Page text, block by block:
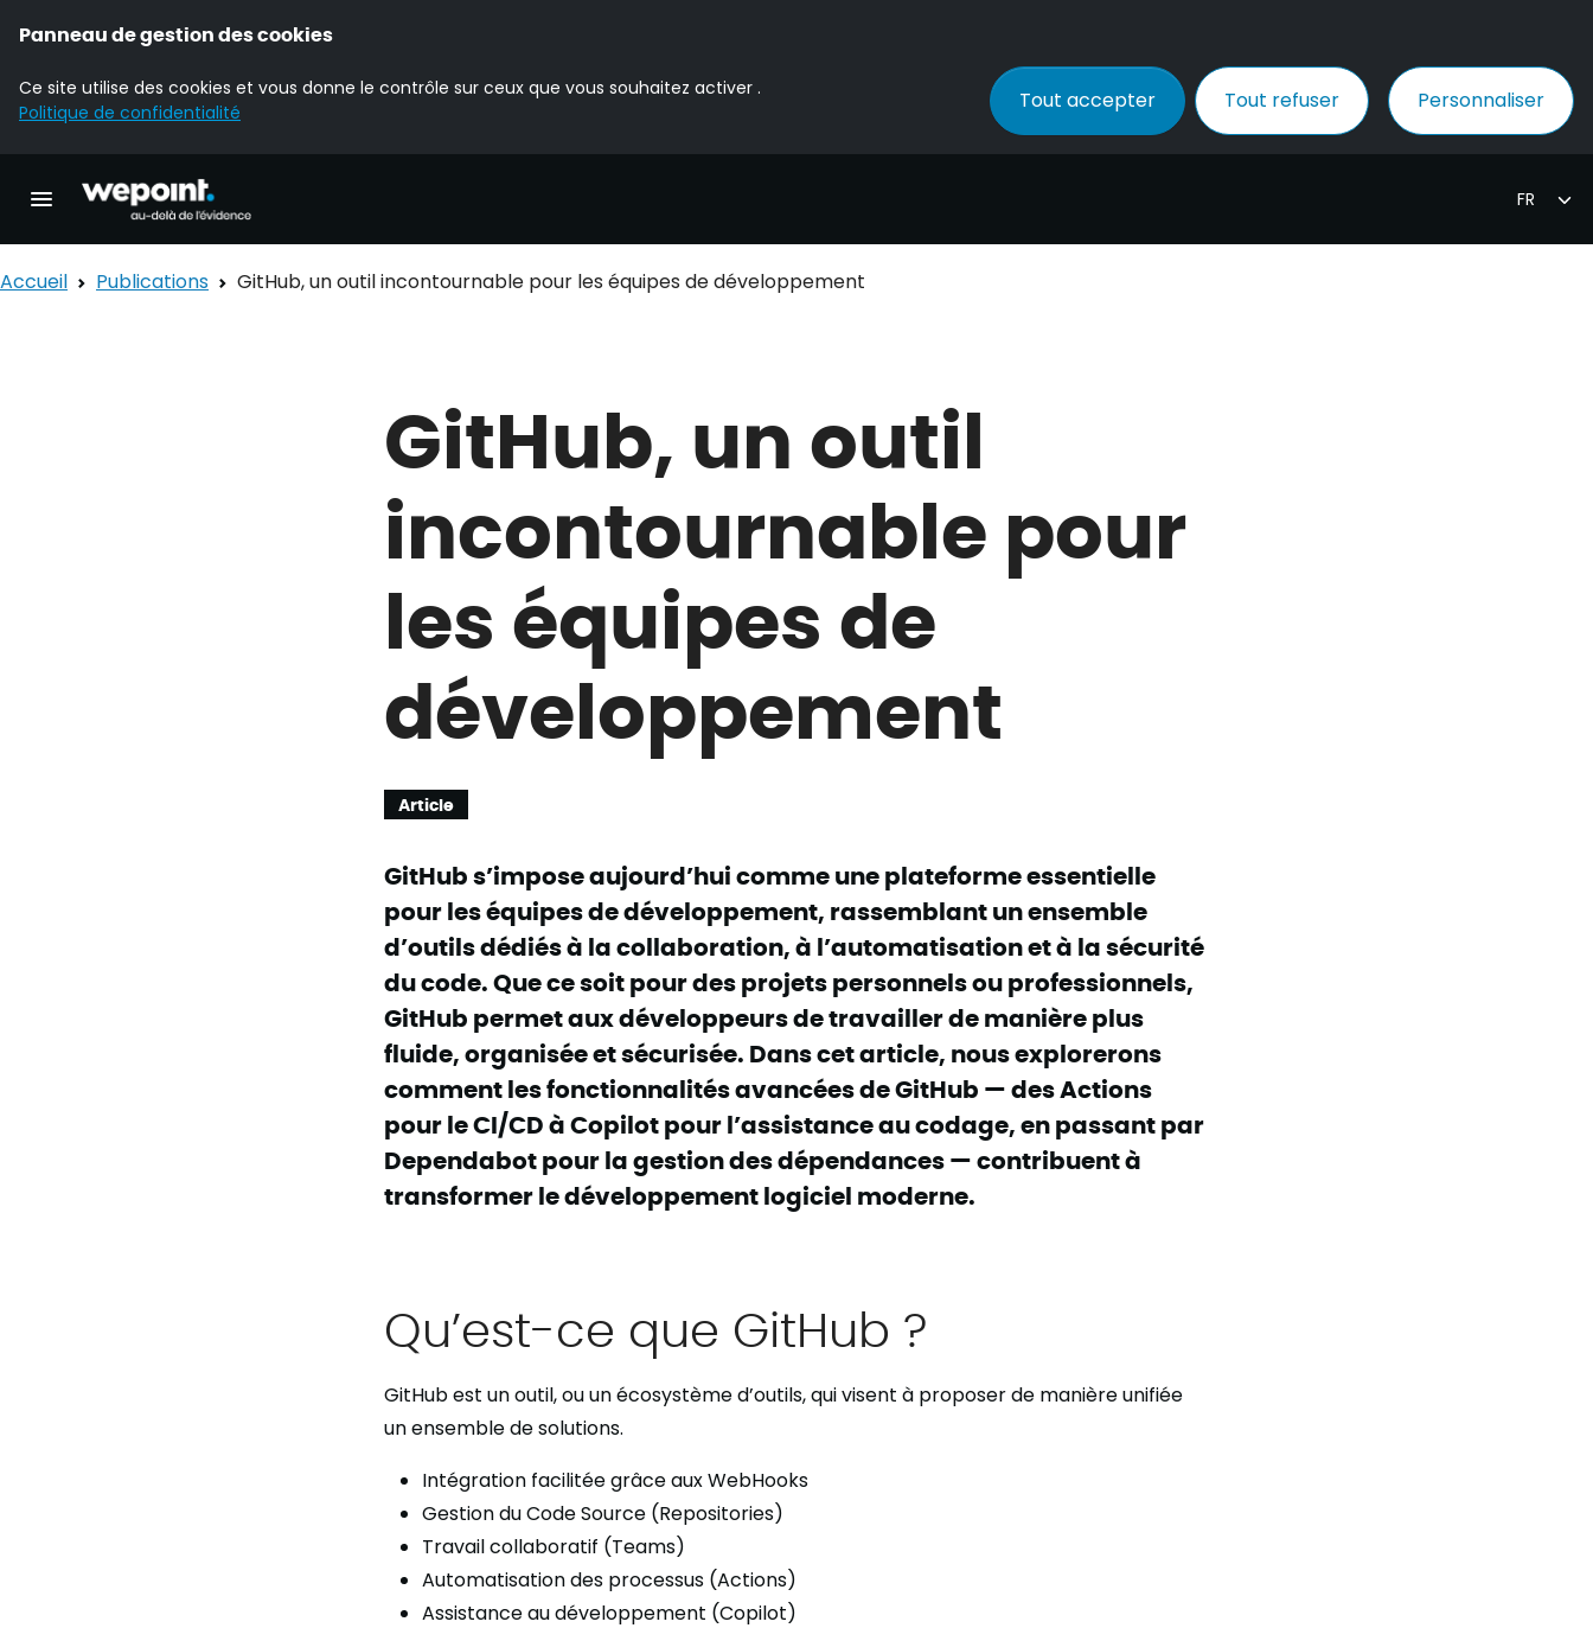
Panneau de gestion des cookies
Ce site utilise des cookies et vous donne le contrôle sur ceux que vous souhaitez activer .
Politique de confidentialité
Tout accepter Tout refuser Personnaliser
Ouvrir la navigation principale
Accueil Publications GitHub, un outil incontournable pour les équipes de développement
GitHub, un outil
incontournable pour
les équipes de
développement
Article
GitHub s’impose aujourd’hui comme une plateforme essentielle
pour les équipes de développement, rassemblant un ensemble
d’outils dédiés à la collaboration, à l’automatisation et à la sécurité
du code. Que ce soit pour des projets personnels ou professionnels,
GitHub permet aux développeurs de travailler de manière plus
fluide, organisée et sécurisée. Dans cet article, nous explorerons
comment les fonctionnalités avancées de GitHub — des Actions
pour le CI/CD à Copilot pour l’assistance au codage, en passant par
Dependabot pour la gestion des dépendances — contribuent à
transformer le développement logiciel moderne.
Qu’est-ce que GitHub ?
GitHub est un outil, ou un écosystème d’outils, qui visent à proposer de manière unifiée
un ensemble de solutions.
Intégration facilitée grâce aux WebHooks
Gestion du Code Source (Repositories)
Travail collaboratif (Teams)
Automatisation des processus (Actions)
Assistance au développement (Copilot)